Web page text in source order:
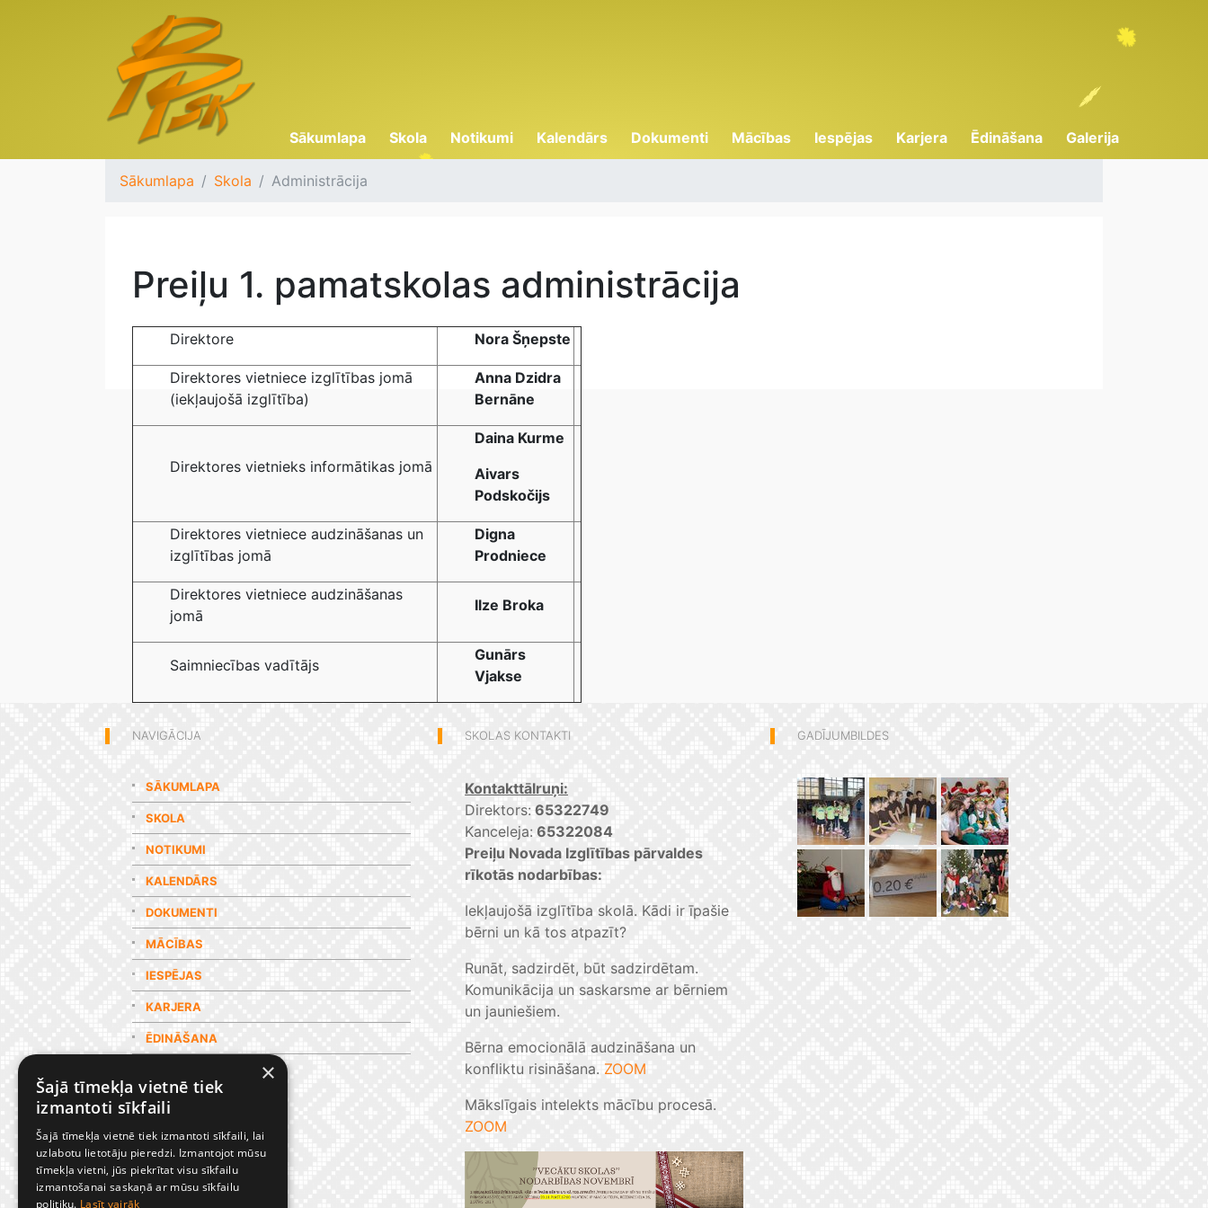
Sākumlapa Skola Notikumi Kalendārs Dokumenti Mācības Iespējas Karjera Ēdināšana Galerija
Sākumlapa Skola Administrācija
Preiļu 1. pamatskolas administrācija
Direktore Nora Šņepste
Direktores vietniece izglītības jomā
(iekļaujošā izglītība)
Anna Dzidra
Bernāne
Direktores vietnieks informātikas jomā
Daina Kurme
Aivars
Podskočijs
Direktores vietniece audzināšanas un
izglītības jomā
Digna
Prodniece
Direktores vietniece audzināšanas
jomā
Ilze Broka
Saimniecības vadītājs
Gunārs
Vjakse
NAVIGĀCIJA
SĀKUMLAPA
SKOLA
NOTIKUMI
KALENDĀRS
DOKUMENTI
MĀCĪBAS
IESPĒJAS
KARJERA
ĒDINĀŠANA
SKOLAS KONTAKTI
Kontakttālruņi:
Direktors: 65322749
Kanceleja: 65322084
Preiļu Novada Izglītības pārvaldes
rīkotās nodarbības:
Iekļaujošā izglītība skolā. Kādi ir īpašie
bērni un kā tos atpazīt?
Runāt, sadzirdēt, būt sadzirdētam.
Komunikācija un saskarsme ar bērniem
un jauniešiem.
Bērna emocionālā audzināšana un
konfliktu risināšana. ZOOM
Mākslīgais intelekts mācību procesā.
ZOOM
GADĪJUMBILDES
×
Šajā tīmekļa vietnē tiek
izmantoti sīkfaili
Šajā tīmekļa vietnē tiek izmantoti sīkfaili, lai
uzlabotu lietotāju pieredzi. Izmantojot mūsu
tīmekļa vietni, jūs piekrītat visu sīkfailu
izmantošanai saskaņā ar mūsu sīkfailu
politiku. Lasīt vairāk